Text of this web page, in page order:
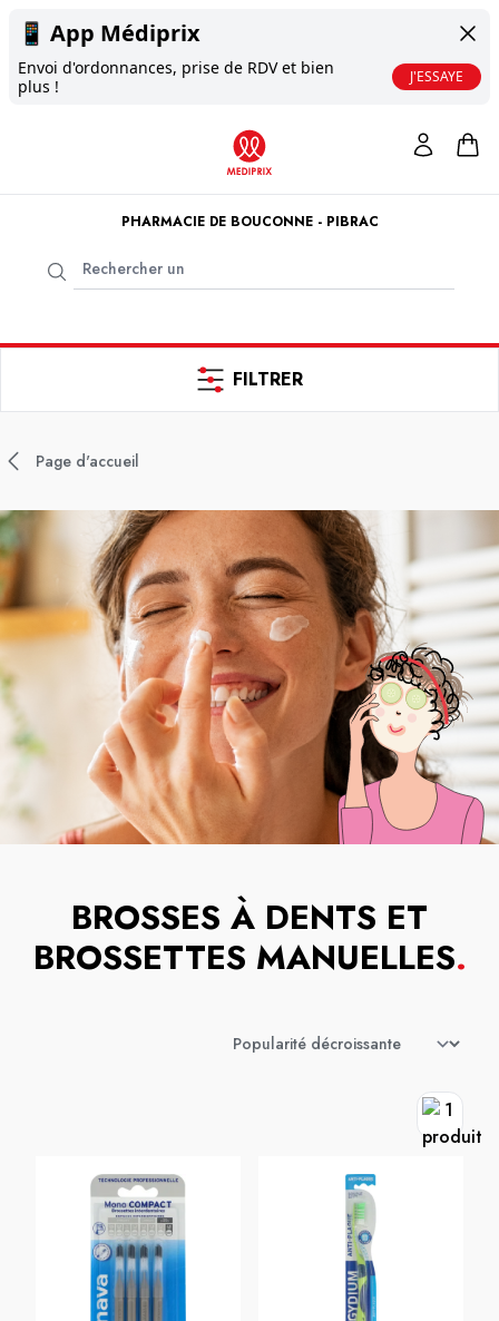
📱 App Médiprix
Envoi d'ordonnances, prise de RDV et bien
plus !
J'ESSAYE
PHARMACIE DE BOUCONNE - PIBRAC
FILTRER
Page d'accueil
BROSSES À DENTS ET
BROSSETTES MANUELLES.